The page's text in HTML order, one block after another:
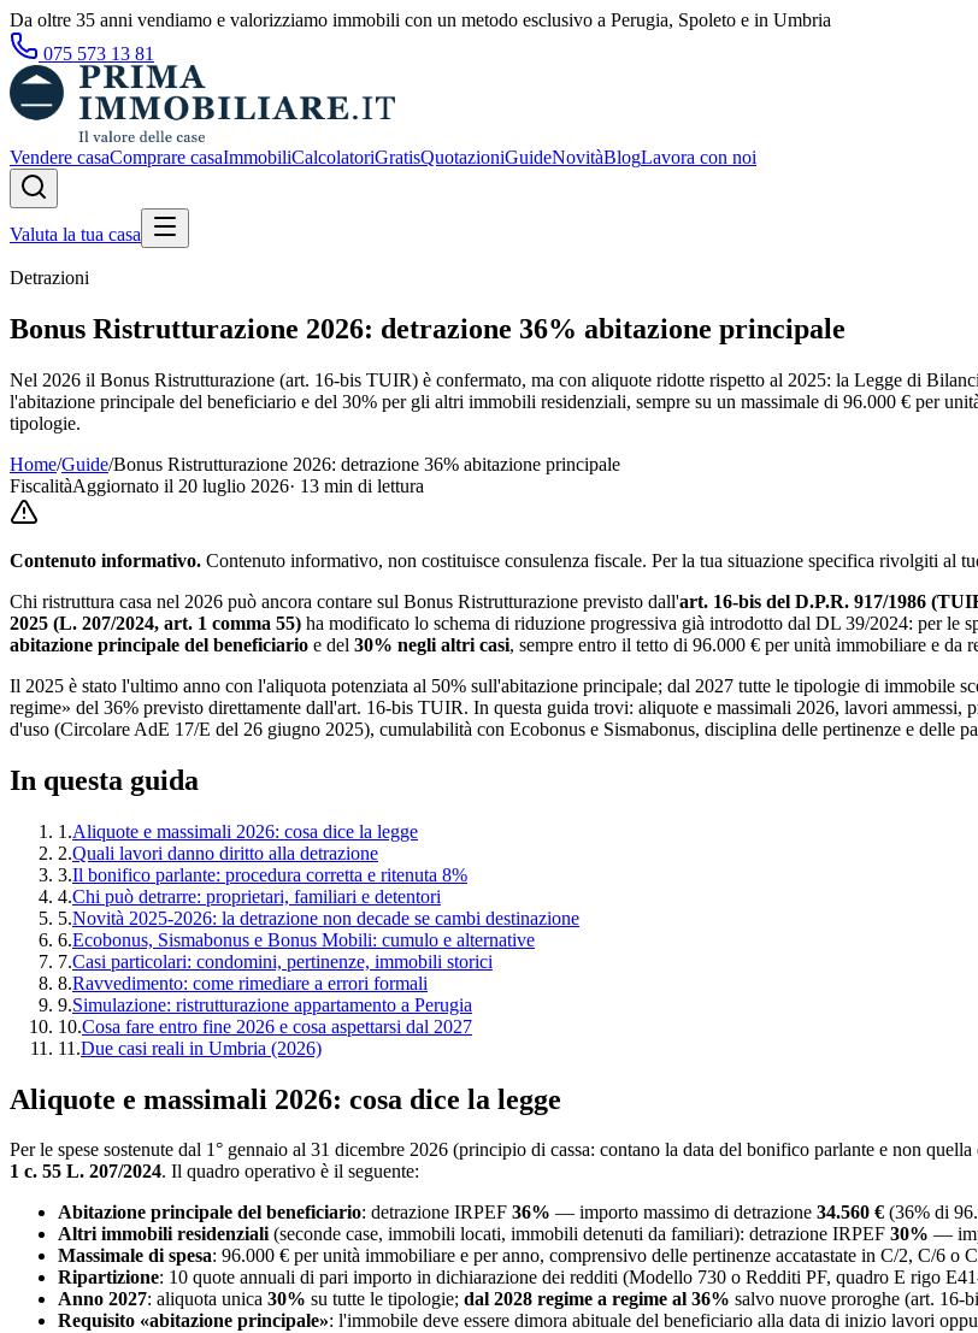
Da oltre 35 anni vendiamo e valorizziamo immobili con un metodo esclusivo a Perugia, Spoleto e in Umbria
075 573 13 81
Vendere casaComprare casaImmobiliCalcolatoriGratisQuotazioniGuideNovitàBlogLavora con noi
Valuta la tua casa
Detrazioni
Bonus Ristrutturazione 2026: detrazione 36% abitazione principale
Nel 2026 il Bonus Ristrutturazione (art. 16-bis TUIR) è confermato, ma con aliquote ridotte rispetto al 2025: la Legge di
l'abitazione principale del beneficiario e del 30% per gli altri immobili residenziali, sempre su un massimale di 96.000 € per
tipologie.
Home/Guide/Bonus Ristrutturazione 2026: detrazione 36% abitazione principale
FiscalitàAggiornato il 20 luglio 2026· 13 min di lettura
Contenuto informativo. Contenuto informativo, non costituisce consulenza fiscale. Per la tua situazione specifica rivolgiti al
Chi ristruttura casa nel 2026 può ancora contare sul Bonus Ristrutturazione previsto dall'art. 16-bis del D.P.R. 917/1986
2025 (L. 207/2024, art. 1 comma 55) ha modificato lo schema di riduzione progressiva già introdotto dal DL 39/2024: per le
abitazione principale del beneficiario e del 30% negli altri casi, sempre entro il tetto di 96.000 € per unità immobiliare e da
Il 2025 è stato l'ultimo anno con l'aliquota potenziata al 50% sull'abitazione principale; dal 2027 tutte le tipologie di immobile
regime» del 36% previsto direttamente dall'art. 16-bis TUIR. In questa guida trovi: aliquote e massimali 2026, lavori
d'uso (Circolare AdE 17/E del 26 giugno 2025), cumulabilità con Ecobonus e Sismabonus, disciplina delle pertinenze e delle
In questa guida
1 .Aliquote e massimali 2026: cosa dice la legge
2.Quali lavori danno diritto alla detrazione
3.Il bonifico parlante: procedura corretta e ritenuta 8%
4.Chi può detrarre: proprietari, familiari e detentori
5.Novità 2025-2026: la detrazione non decade se cambi destinazione
6.Ecobonus, Sismabonus e Bonus Mobili: cumulo e alternative
7.Casi particolari: condomini, pertinenze, immobili storici
8.Ravvedimento: come rimediare a errori formali
9.Simulazione: ristrutturazione appartamento a Perugia
10.Cosa fare entro fine 2026 e cosa aspettarsi dal 2027
11 .Due casi reali in Umbria (2026)
Aliquote e massimali 2026: cosa dice la legge
Per le spese sostenute dal 1° gennaio al 31 dicembre 2026 (principio di cassa: contano la data del bonifico parlante e non
1 c. 55 L. 207/2024. Il quadro operativo è il seguente:
Abitazione principale del beneficiario: detrazione IRPEF 36% — importo massimo di detrazione 34.560 € (36% di
Altri immobili residenziali(seconde case, immobili locati, immobili detenuti da familiari): detrazione IRPEF 30% —
Massimale di spesa: 96.000 € per unità immobiliare e per anno, comprensivo delle pertinenze accatastate in C/2, C/6 o
Ripartizione: 10 quote annuali di pari importo in dichiarazione dei redditi (Modello 730 o Redditi PF, quadro E rigo
Anno 2027: aliquota unica 30% su tutte le tipologie; dal 2028 regime a regime al 36% salvo nuove proroghe (art. 16-
Requisito «abitazione principale»: l'immobile deve essere dimora abituale del beneficiario alla data di inizio lavori